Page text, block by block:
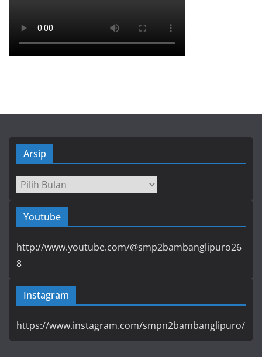
Arsip
Arsip
Youtube
http://www.youtube.com/@smp2bambanglipuro26
8
Instagram
https://www.instagram.com/smpn2bambanglipuro/